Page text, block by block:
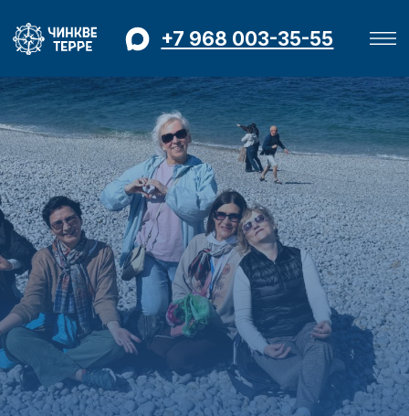
+7 968 003-35-55